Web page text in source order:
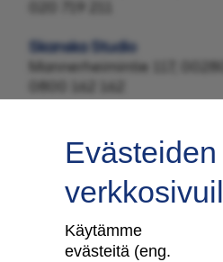
Skanska Studio
Mannerheimintie 117,
0800 162 162
Tilaa uutiskirje
Käytämme
evästeitä (eng.